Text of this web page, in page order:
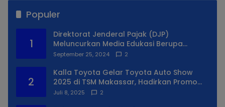
Populer
1
Direktorat Jenderal Pajak (DJP)
Meluncurkan Media Edukasi Berupa
Simulator Coretax
September 25, 2024 2
2
Kalla Toyota Gelar Toyota Auto Show
2025 di TSM Makassar, Hadirkan Promo
Spesial
Juli 8, 2025 2